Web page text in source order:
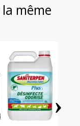
même
›